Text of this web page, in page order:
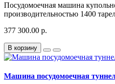
Посудомоечная машина
производительностью 1400
377 300.00 р.
В корзину
Машина посудомоечная